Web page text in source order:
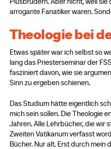
arrogante Fanatiker waren.
Theologie bei
Etwas später war ich selbst so
lang das Priesterseminar der
fasziniert davon, wie sie
Sinn zu ergeben schienen.
Das Studium hätte eigentlich
mich sein sollen. Die Theologie
Jahren. Alle Lehrbücher, die wir
Zweiten Vatikanum verfasst
Bücher. Nur alt. Erst durch mein